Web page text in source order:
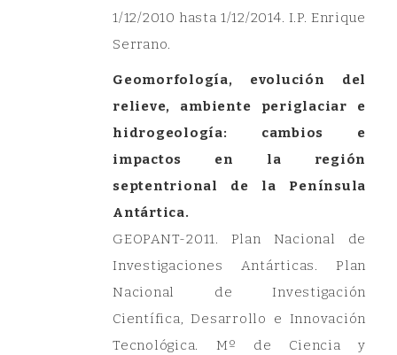
1/12/2010 hasta 1/12/2014. I.P. Enrique
Serrano.
Geomorfología, evolución del
relieve, ambiente periglaciar e
hidrogeología: cambios e
impactos en la región
septentrional de la Península
Antártica.
GEOPANT-2011. Plan Nacional de
Investigaciones Antárticas. Plan
Nacional de Investigación
Científica, Desarrollo e Innovación
Tecnológica. Mº de Ciencia y